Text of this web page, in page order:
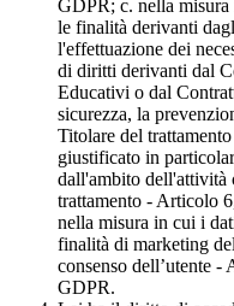
GDPR; c. nella misura
le finalità derivanti
l'effettuazione dei
di diritti derivanti dal
Educativi o dal
sicurezza, la
Titolare del
giustificato in
dall'ambito dell'attività
trattamento - Articolo
nella misura in cui i
finalità di marketing
consenso dell’utente -
GDPR.